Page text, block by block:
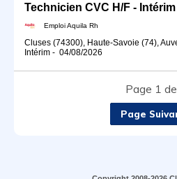
Technicien CVC H/F -
Emploi Aquila Rh
Cluses (74300), Haute-Savoie (74),
Intérim - 04/08/2026
Page 1
Page